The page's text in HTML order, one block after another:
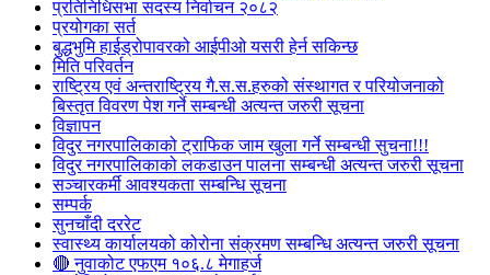
प्रतिनिधिसभा सदस्य निर्वाचन २०८२
प्रयोगका सर्त
बुद्धभुमि हाईड्रोपावरको आईपीओ यसरी हेर्न सकिन्छ
मिति परिवर्तन
राष्ट्रिय एवं अन्तराष्ट्रिय गै.स.स.हरुको संस्थागत र परियोजनाको
बिस्तृत विवरण पेश गर्ने सम्बन्धी अत्यन्त जरुरी सूचना
विज्ञापन
विदुर नगरपालिकाको ट्राफिक जाम खुला गर्ने सम्बन्धी सुचना!!!
विदुर नगरपालिकाको लकडाउन पालना सम्बन्धी अत्यन्त जरुरी सूचना
सञ्चारकर्मी आवश्यकता सम्बन्धि सूचना
सम्पर्क
सुनचाँदी दररेट
स्वास्थ्य कार्यालयको कोरोना संक्रमण सम्बन्धि अत्यन्त जरुरी सूचना
🔴 नुवाकोट एफएम १०६.८ मेगाहर्ज